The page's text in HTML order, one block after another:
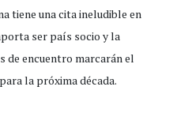
tiene una cita ineludible en
ser país socio y la
de encuentro marcarán el
la próxima década.